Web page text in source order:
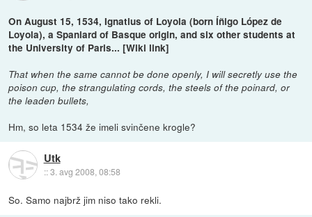
On August 15, 1534, Ignatius of Loyola (born Íñigo López de
Loyola), a Spaniard of Basque origin, and six other students at
the University of Paris... [Wiki link]
That when the same cannot be done openly, I will secretly use the
poison cup, the strangulating cords, the steels of the poinard, or
the leaden bullets,
Hm, so leta 1534 že imeli svinčene krogle?
Utk
::3. avg 2008, 08:58
So. Samo najbrž jim niso tako rekli.